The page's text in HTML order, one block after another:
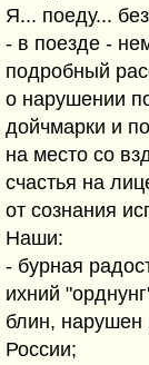
Я... поеду...
- в поезде -
подробный
о нарушении
дойчмарки и
на место со
счастья на
от сознания
Наши:
- бурная
ихний
блин, нарушен
России;